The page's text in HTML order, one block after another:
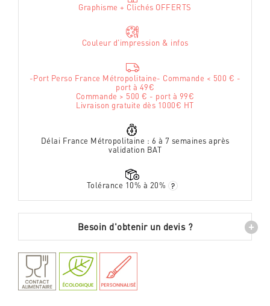
Graphisme + Clichés OFFERTS
Couleur d'impression & infos
-Port Perso France Métropolitaine- Commande < 500 € -
port à 49€
Commande > 500 € - port à 99€
Livraison gratuite dès 1000€ HT
Délai France Métropolitaine : 6 à 7 semaines après
validation BAT
Tolérance 10% à 20%
+
Besoin d'obtenir un devis ?